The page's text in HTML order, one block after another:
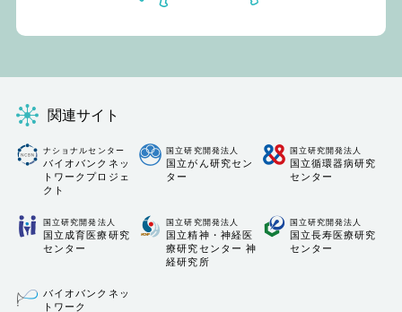
関連サイト
ナショナルセンター
バイオバンクネッ
トワークプロジェ
クト
国立研究開発法人
国立がん研究セン
ター
国立研究開発法人
国立循環器病研究
センター
国立研究開発法人
国立成育医療研究
センター
国立研究開発法人
国立精神・神経医
療研究センター 神
経研究所
国立研究開発法人
国立長寿医療研究
センター
バイオバンクネッ
トワーク